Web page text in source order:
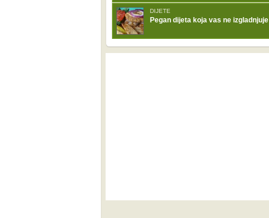
DIJETE
Pegan dijeta koja vas ne izgladnjuje